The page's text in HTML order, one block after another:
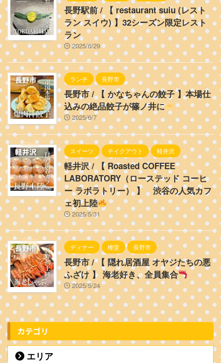
長野駅前 / 【 restaurant suiu (レスト
ラン スイウ) 】32シーズン限定レスト
ラン
2025/6/29
ランチ 長野市
長野市 / 【 かなちゃんの餃子 】本場仕
込みの絶品餃子が篠ノ井に
2025/6/7
スイーツ テイクアウト 軽井沢
軽井沢 / 【 Roasted COFFEE
LABORATORY（ローステッド コーヒ
ー ラボラトリー） 】 渋谷の人気カフ
ェ初上陸
2025/5/31
ディナー 権堂 長野市
長野市 / 【 隠れ居酒屋 オヤジたちの悪
ふざけ 】 海老好き、全員集合
2025/5/24
カテゴリ
エリア